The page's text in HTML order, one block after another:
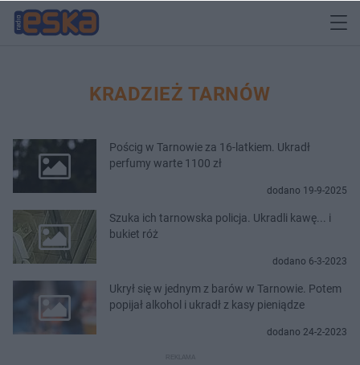
KRADZIEŻ TARNÓW
Pościg w Tarnowie za 16-latkiem. Ukradł
perfumy warte 1100 zł
dodano 19-9-2025
Szuka ich tarnowska policja. Ukradli kawę... i
bukiet róż
dodano 6-3-2023
Ukrył się w jednym z barów w Tarnowie. Potem
popijał alkohol i ukradł z kasy pieniądze
dodano 24-2-2023